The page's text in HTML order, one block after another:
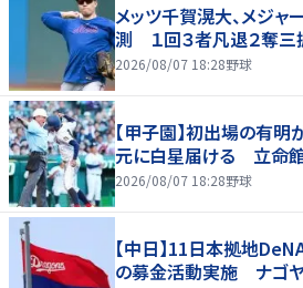
メッツ千賀滉大、メジ
測 １回３者凡退２奪
2026/08/07 18:28野球
【甲子園】初出場の有
元に白星届ける 立命
2026/08/07 18:28野球
【中日】11日本拠地
の募金活動実施 ナゴ